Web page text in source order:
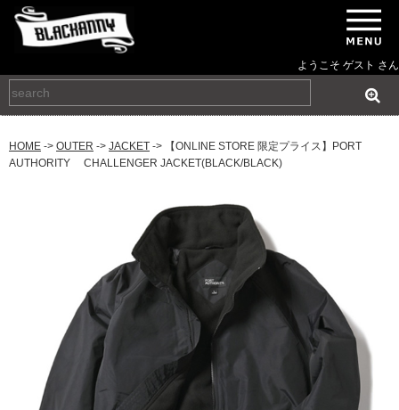
ようこそ ゲスト さん
HOME -> OUTER -> JACKET -> 【ONLINE STORE 限定プライス】PORT
AUTHORITY CHALLENGER JACKET(BLACK/BLACK)